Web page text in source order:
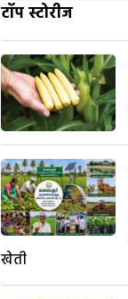
टॉप स्टोरीज
खेती